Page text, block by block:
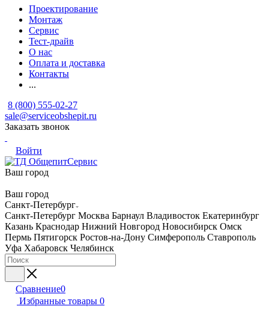
Проектирование
Монтаж
Сервис
Тест-драйв
О нас
Оплата и доставка
Контакты
...
8 (800) 555-02-27
sale@serviceobshepit.ru
Заказать звонок
Войти
Ваш город
Ваш город
Санкт-Петербург
Санкт-Петербург Москва Барнаул Владивосток Екатеринбург
Казань Краснодар Нижний Новгород Новосибирск Омск
Пермь Пятигорск Ростов-на-Дону Симферополь Ставрополь
Уфа Хабаровск Челябинск
Сравнение0
Избранные товары 0